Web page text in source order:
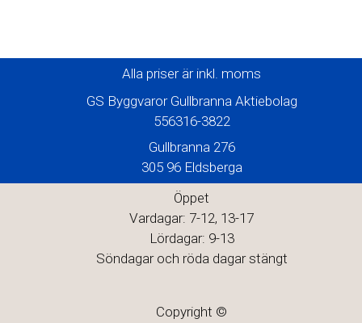
Alla priser är inkl. moms
GS Byggvaror Gullbranna Aktiebolag
556316-3822
Gullbranna 276
305 96 Eldsberga
Öppet
Vardagar: 7-12, 13-17
Lördagar: 9-13
Söndagar och röda dagar stängt
Copyright ©